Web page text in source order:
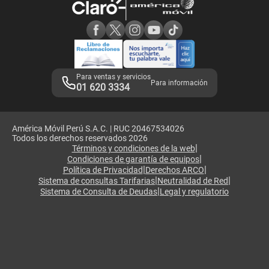
Adquirientes iPhone 6, 6S y SE
Mensaje de Seguridad
Términos y Condiciones de Tienda Claro
Libro de Reclamaciones
Legales de marketplace
Para ventas y servicios
01 620 3334 Para información
América Móvil Perú S.A.C. | RUC 20467534026
Todos los derechos reservados 2026
Términos y condiciones de la web|
Condiciones de garantía de equipos|
Política de Privacidad|Derechos ARCO|
Sistema de consultas Tarifarias|Neutralidad de Red|
Sistema de Consulta de Deudas|Legal y regulatorio